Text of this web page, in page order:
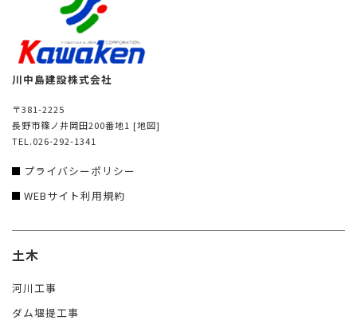
川中島建設株式会社
〒381-2225
長野市篠ノ井岡田200番地1 [地図]
TEL.026-292-1341
プライバシーポリシー
WEBサイト利用規約
土木
河川工事
ダム堰提工事